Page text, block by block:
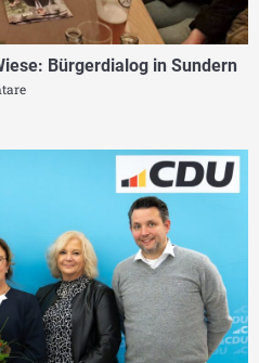
Bürgerdialog in Sundern